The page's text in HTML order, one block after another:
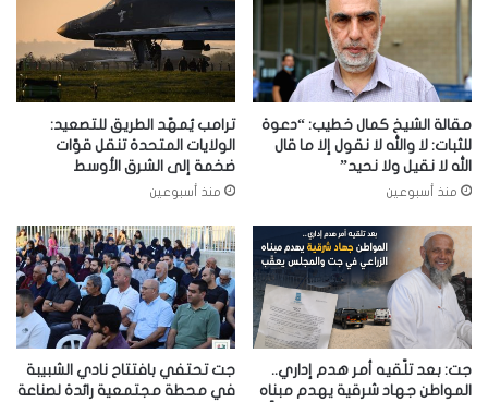
مقالة الشيخ كمال خطيب: “دعوة
للثبات: لا والله لا نقول إلا ما قال
الله لا نقيل ولا نحيد”
منذ أسبوعين
ترامب يُمهّد الطريق للتصعيد:
الولايات المتحدة تنقل قوّات
ضخمة إلى الشرق الأوسط
منذ أسبوعين
جت: بعد تلّقيه أمر هدم إداري..
المواطن جهاد شرقية يهدم مبناه
جت تحتفي بافتتاح نادي الشبيبة
في محطة مجتمعية رائدة لصناعة